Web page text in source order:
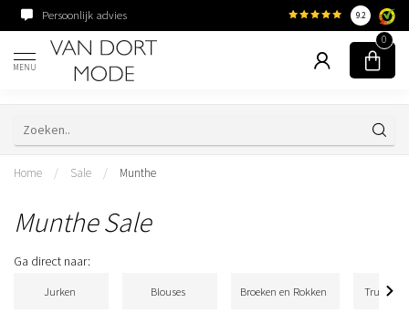
Persoonlijk advies Familiebedrijf sinds
9.2
MENU
0
Home / Sale / Munthe
Munthe Sale
Ga direct naar:
Jurken Blouses Broeken en Rokken Truien &